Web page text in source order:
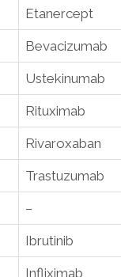
Etanercept
Bevacizumab
Ustekinumab
Rituximab
Rivaroxaban
Trastuzumab
–
Ibrutinib
Infliximab